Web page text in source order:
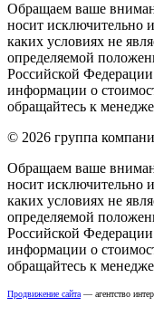
Обращаем ваше
носит исключительно
каких условиях не
определяемой
Российской
информации о
обращайтесь к
© 2026 группа
Обращаем ваше
носит исключительно
каких условиях не
определяемой
Российской
информации о
обращайтесь к
Продвижение сайта— агентство